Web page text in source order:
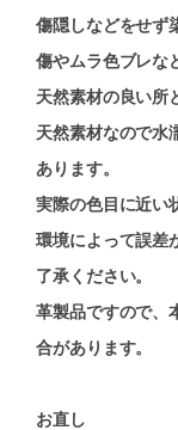
傷隠しなどをせず
傷やムラ色ブレな
天然素材の良い所
天然素材なので水
あります。
実際の色目に近い
環境によって誤差
了承ください。
革製品ですので、
合があります。
お直し